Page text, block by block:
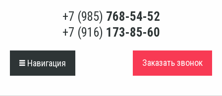
+7 (985) 768-54-52
+7 (916) 173-85-60
Навигация Заказать звонок